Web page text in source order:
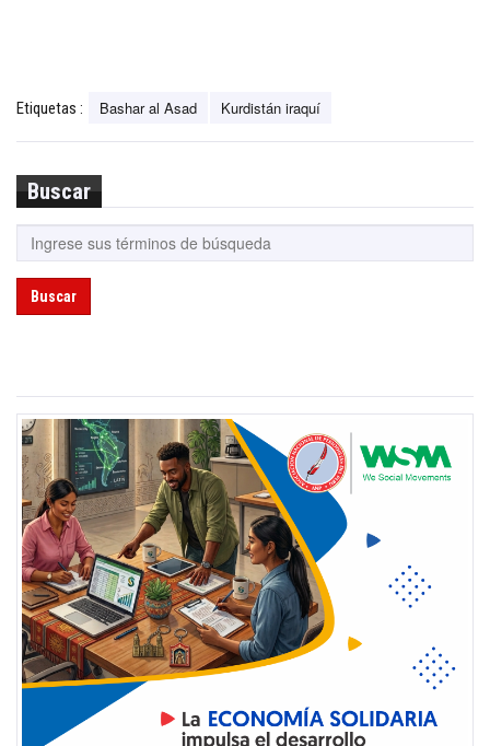
Etiquetas : Bashar al Asad Kurdistán iraquí
Buscar
Buscar